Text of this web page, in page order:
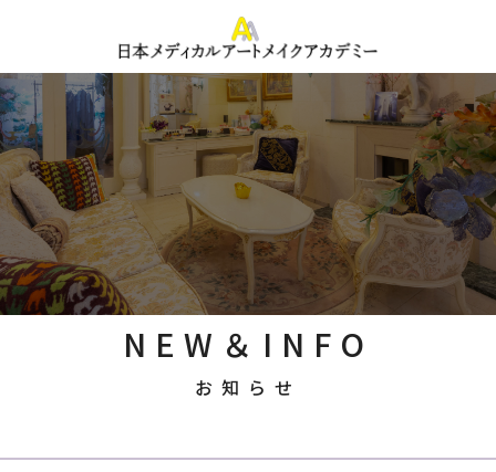
NEW＆INFO
お知らせ